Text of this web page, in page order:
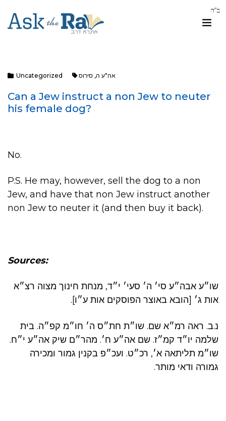
Uncategorized אה"ע ה, סירוס
Can a Jew instruct a non Jew to neuter
his female dog?
No.
P.S. He may, however, sell the dog to a non
Jew, and have that non Jew instruct another
non Jew to neuter it (and then buy it back).
Sources:
שו״ע אבה״ע סי׳ ה׳ סעי׳ י״ד, מנחת חינוך מצוה רצ״א
אות ג׳ [הובא באוצר הפוסקים אות ע״ו].
נ.ב. ראה רמ״א שם. שו״ת חת״ס ה׳ חו״מ קפ״ה. בית
שלמה יו״ד קמ״ז. שם אה״ע ח׳. מהר״ם שיק אה״ע י״ח.
שו״מ תליתאה א׳, רכ״ט. ועכ״פ בקנין גמור ומכירה
גמורה ודאי מותר.